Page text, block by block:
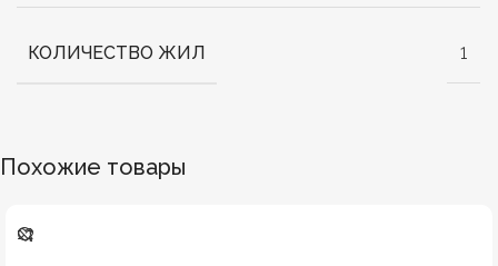
КОЛИЧЕСТВО ЖИЛ 1
Похожие товары